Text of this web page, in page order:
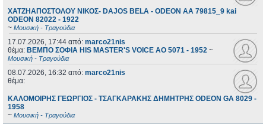
ΧΑΤΖΗΑΠΟΣΤΟΛΟΥ ΝΙΚΟΣ- DAJOS BELA - ODEON AA 79815_9 kai
ODEON 82022 - 1922
~ Μουσική - Τραγούδια
17.07.2026, 17:44 από: marco21nis
θέμα: ΒΕΜΠΟ ΣΟΦΙΑ HIS MASTER'S VOICE AO 5071 - 1952 ~
Μουσική - Τραγούδια
08.07.2026, 16:32 από: marco21nis
θέμα:
ΚΑΛΟΜΟΙΡΗΣ ΓΕΩΡΓΙΟΣ - ΤΣΑΓΚΑΡΑΚΗΣ ΔΗΜΗΤΡΗΣ ODEON GA 8029 -
1958
~ Μουσική - Τραγούδια